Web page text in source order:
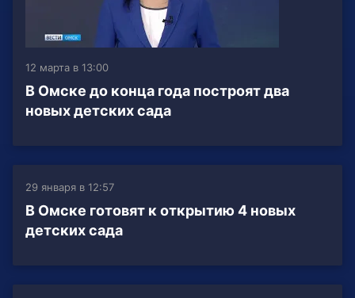
12 марта в 13:00
В Омске до конца года построят два
новых детских сада
29 января в 12:57
В Омске готовят к открытию 4 новых
детских сада